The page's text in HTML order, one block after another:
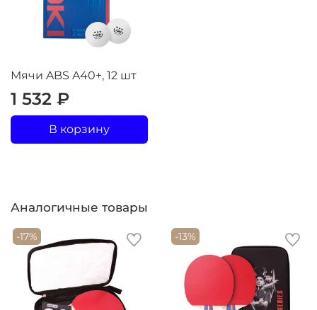
Мячи ABS A40+, 12 шт
1 532 ₽
В корзину
Аналогичные товары
-17% -13%